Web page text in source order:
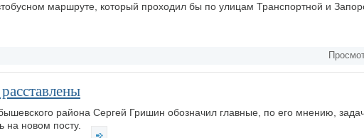
маршруте, который проходил бы по улицам Транспортной и
района Сергей Гришин обозначил главные, по его мнению,
на новом посту.